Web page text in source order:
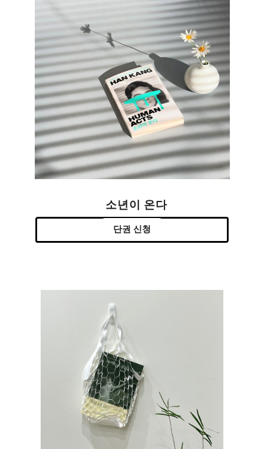
소년이 온다
단권 신청